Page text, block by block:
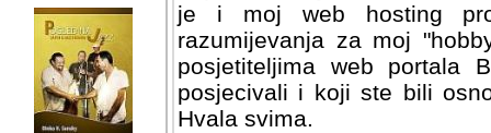
je i moj web hosting
razumijevanja za moj
posjetiteljima web portala
posjecivali i koji ste bili
Hvala svima.